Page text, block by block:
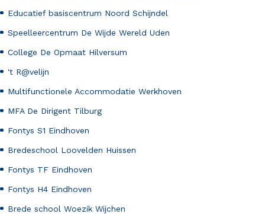
Educatief basiscentrum Noord Schijndel
Speelleercentrum De Wijde Wereld Uden
College De Opmaat Hilversum
't R@velijn
Multifunctionele Accommodatie Werkhoven
MFA De Dirigent Tilburg
Fontys S1 Eindhoven
Bredeschool Loovelden Huissen
Fontys TF Eindhoven
Fontys H4 Eindhoven
Brede school Woezik Wijchen